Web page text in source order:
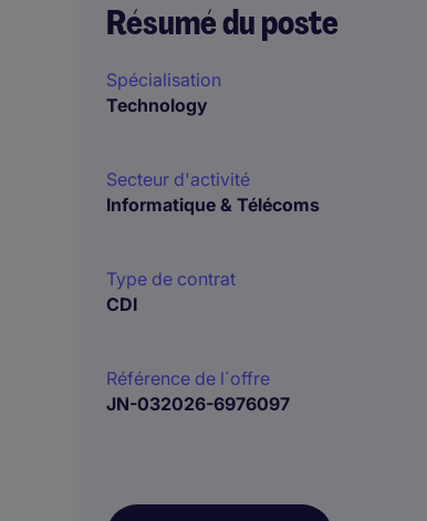
Résumé du poste
Spécialisation
Technology
Secteur d'activité
Informatique & Télécoms
Type de contrat
CDI
Référence de l´offre
JN-032026-6976097